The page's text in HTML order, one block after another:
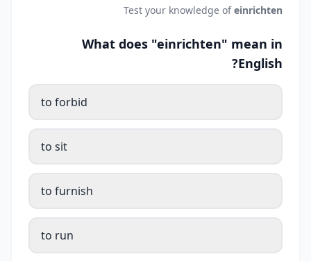
Test your knowledge ofeinrichten
What does "einrichten" mean in
English?
to forbid
to sit
to furnish
to run